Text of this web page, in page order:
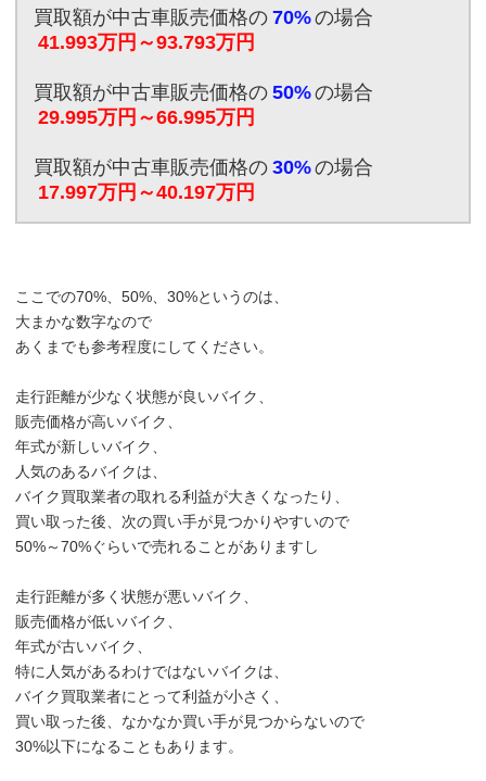
買取額が中古車販売価格の 70%の場合
41.993万円～93.793万円
買取額が中古車販売価格の 50%の場合
29.995万円～66.995万円
買取額が中古車販売価格の 30%の場合
17.997万円～40.197万円
ここでの70%、50%、30%というのは、
大まかな数字なので
あくまでも参考程度にしてください。
走行距離が少なく状態が良いバイク、
販売価格が高いバイク、
年式が新しいバイク、
人気のあるバイクは、
バイク買取業者の取れる利益が大きくなったり、
買い取った後、次の買い手が見つかりやすいので
50%～70%ぐらいで売れることがありますし
走行距離が多く状態が悪いバイク、
販売価格が低いバイク、
年式が古いバイク、
特に人気があるわけではないバイクは、
バイク買取業者にとって利益が小さく、
買い取った後、なかなか買い手が見つからないので
30%以下になることもあります。